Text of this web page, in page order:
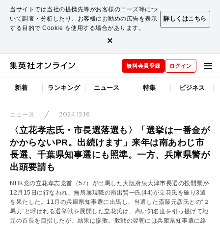
当サイトでは当社の提携先等がお客様のニーズ等につ
いて調査・分析したり、お客様にお勧めの広告を表示
する目的で Cookie を使用する場合があります。
詳しくはこちら
×
無料会員登録 ログイン
新着 ランキング ニュース 特集 ビジネス
ニュース 2024.12.16
〈立花孝志氏・市長選落選も〉「選挙は一番金が
かからないPR。出続けます」来年は南あわじ市
長選、千葉県知事選にも照準。一方、兵庫県警が
出頭要請も
NHK党の立花孝志党首（57）が出馬した大阪府泉大津市長選の投開票が
12月15日に行なわれ、無所属現職の南出賢一氏(44)が立花氏を破り3選
を果たした。11月の兵庫県知事選に出馬し、当選した斎藤元彦氏との“２
馬力”と呼ばれる選挙戦を展開した立花氏は、高い知名度を引っ提げて地
元の首長を目指したが、結果は惨敗。敗戦の翌朝には兵庫県知事選に絡